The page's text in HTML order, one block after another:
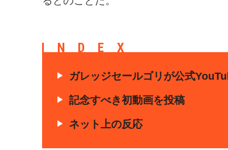
INDEX
ガレッジセールゴリが公式
記念すべき初動画を投稿
ネット上の反応